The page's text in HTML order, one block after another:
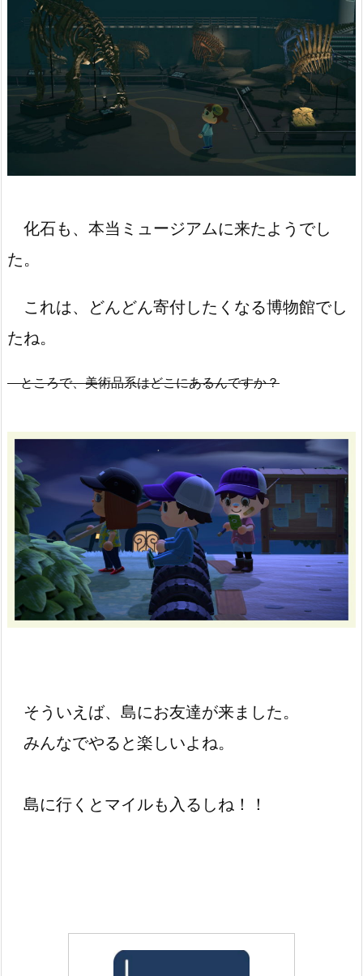
化石も、本当ミュージアムに来たようでし
た。
これは、どんどん寄付したくなる博物館でし
たね。
ところで、美術品系はどこにあるんですか？
そういえば、島にお友達が来ました。
みんなでやると楽しいよね。
島に行くとマイルも入るしね！！